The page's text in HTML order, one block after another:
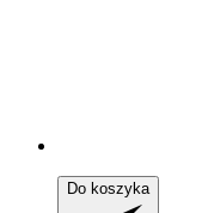
Do koszyka